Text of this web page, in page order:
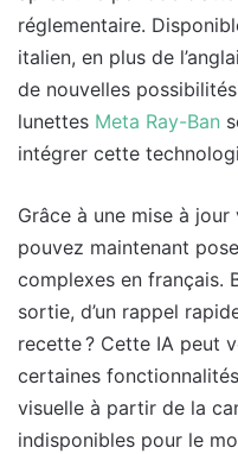
réglementaire.
italien, en plus de
de nouvelles
lunettes Meta Ray-Ban
intégrer cette
Grâce à une mise à
pouvez maintenant
complexes en français.
sortie, d’un rappel
recette ? Cette IA peut
certaines
visuelle à partir de la
indisponibles pour le